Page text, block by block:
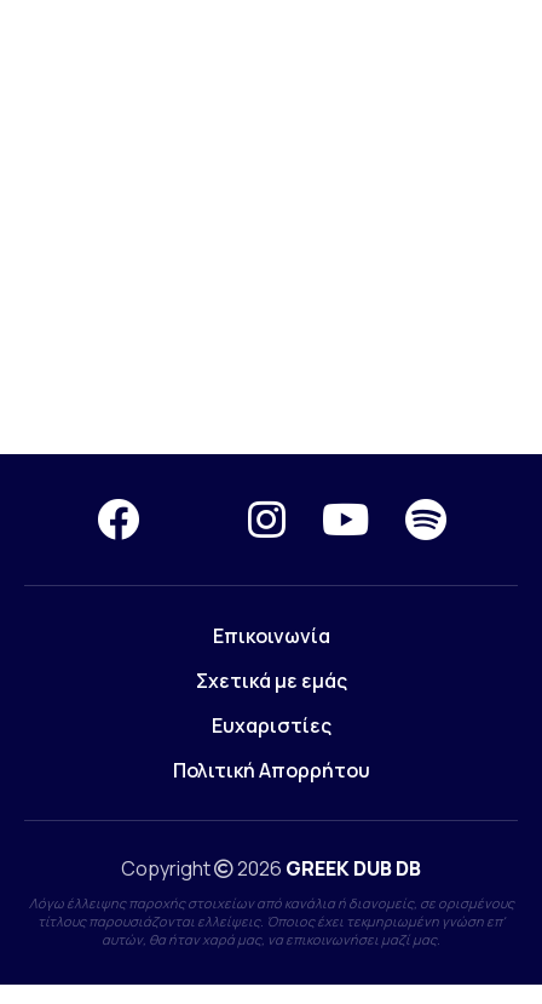
Επικοινωνία
Σχετικά με εμάς
Ευχαριστίες
Πολιτική Απορρήτου
Copyright 2026 GREEK DUB DB
Λόγω έλλειψης παροχής στοιχείων από κανάλια ή διανομείς, σε ορισμένους
τίτλους παρουσιάζονται ελλείψεις. Όποιος έχει τεκμηριωμένη γνώση επ'
αυτών, θα ήταν χαρά μας, να επικοινωνήσει μαζί μας.